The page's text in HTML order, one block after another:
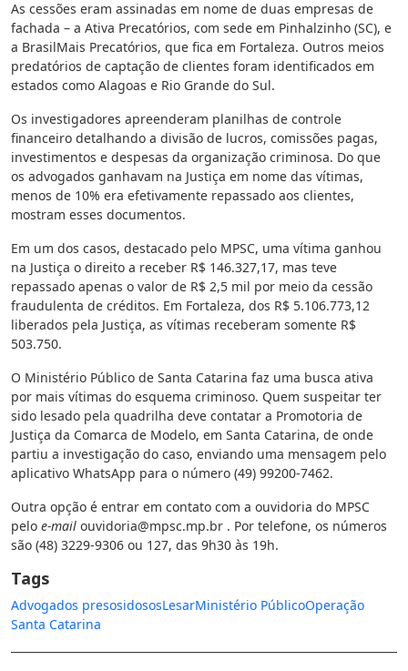
As cessões eram assinadas em nome de duas empresas de
fachada – a Ativa Precatórios, com sede em Pinhalzinho (SC), e
a BrasilMais Precatórios, que fica em Fortaleza. Outros meios
predatórios de captação de clientes foram identificados em
estados como Alagoas e Rio Grande do Sul.
Os investigadores apreenderam planilhas de controle
financeiro detalhando a divisão de lucros, comissões pagas,
investimentos e despesas da organização criminosa. Do que
os advogados ganhavam na Justiça em nome das vítimas,
menos de 10% era efetivamente repassado aos clientes,
mostram esses documentos.
Em um dos casos, destacado pelo MPSC, uma vítima ganhou
na Justiça o direito a receber R$ 146.327,17, mas teve
repassado apenas o valor de R$ 2,5 mil por meio da cessão
fraudulenta de créditos. Em Fortaleza, dos R$ 5.106.773,12
liberados pela Justiça, as vítimas receberam somente R$
503.750.
O Ministério Público de Santa Catarina faz uma busca ativa
por mais vítimas do esquema criminoso. Quem suspeitar ter
sido lesado pela quadrilha deve contatar a Promotoria de
Justiça da Comarca de Modelo, em Santa Catarina, de onde
partiu a investigação do caso, enviando uma mensagem pelo
aplicativo WhatsApp para o número (49) 99200-7462.
Outra opção é entrar em contato com a ouvidoria do MPSC
pelo e-mail ouvidoria@mpsc.mp.br . Por telefone, os números
são (48) 3229-9306 ou 127, das 9h30 às 19h.
Tags
Advogados presosidososLesarMinistério PúblicoOperação
Santa Catarina